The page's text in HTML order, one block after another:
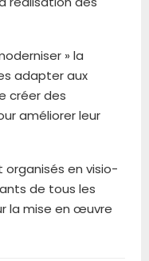
» la
adapter aux
créer des
améliorer leur
en visio-
de tous les
la mise en œuvre